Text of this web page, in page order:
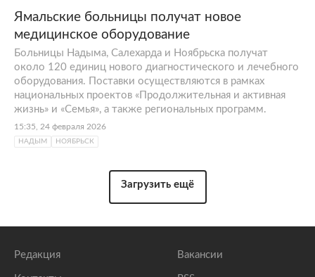
Ямальские больницы получат новое
медицинское оборудование
Больницы Надыма, Салехарда и Ноябрьска получат
около 120 единиц нового диагностического и лечебного
оборудования. Поставки осуществляются в рамках
национальных проектов «Продолжительная и активная
жизнь» и «Семья», а также региональных программ.
15:35, 24 февраля 2026
НАДЫМ НОЯБРЬСК
Загрузить ещё
Редакция Вакансии